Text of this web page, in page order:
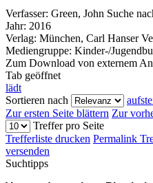
Verfasser: Green, John Suche
Jahr: 2016
Verlag: München, Carl Hanser
Mediengruppe: Kinder-/
Zum Download von externem
Tab geöffnet
lädt
Sortieren nach
Zur ersten Seite blättern Zur
Treffer pro Seite
Trefferliste drucken Permalink
versenden
Suchtipps